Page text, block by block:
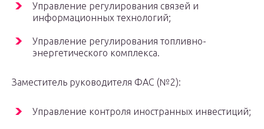
Управление регулирования связей и
информационных технологий;
Управление регулирования топливно-
энергетического комплекса.
Заместитель руководителя ФАС (№2):
Управление контроля иностранных инвестиций;